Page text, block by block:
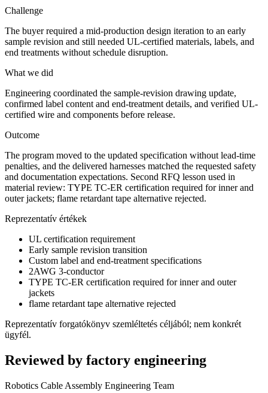
Challenge
The buyer required a mid-production design iteration to an early
sample revision and still needed UL-certified materials, labels, and
end treatments without schedule disruption.
What we did
Engineering coordinated the sample-revision drawing update,
confirmed label content and end-treatment details, and verified UL-
certified wire and components before release.
Outcome
The program moved to the updated specification without lead-time
penalties, and the delivered harnesses matched the requested safety
and documentation expectations. Second RFQ lesson used in
material review: TYPE TC-ER certification required for inner and
outer jackets; flame retardant tape alternative rejected.
Reprezentatív értékek
UL certification requirement
Early sample revision transition
Custom label and end-treatment specifications
2AWG 3-conductor
TYPE TC-ER certification required for inner and outer
jackets
flame retardant tape alternative rejected
Reprezentatív forgatókönyv szemléltetés céljából; nem konkrét
ügyfél.
Reviewed by factory engineering
Robotics Cable Assembly Engineering Team